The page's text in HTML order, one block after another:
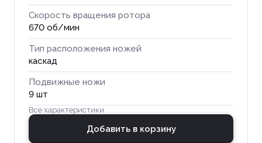
Скорость вращения ротора
670 об/мин
Тип расположения ножей
каскад
Подвижные ножи
9 шт
Все характеристики
Добавить в корзину